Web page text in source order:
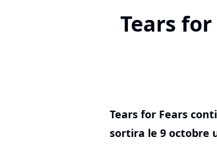
Tears
Tears for Fears
sortira le 9 octobre